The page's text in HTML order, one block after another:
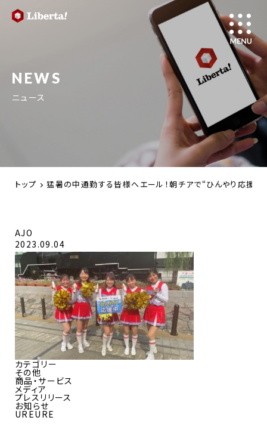
NEWS
ニュース
トップ 猛暑の中通勤する皆様へエール！朝チアで“ひんやり応援
AJO
2023.09.04
カテゴリー
その他
商品・サービス
メディア
プレスリリース
お知らせ
UREURE